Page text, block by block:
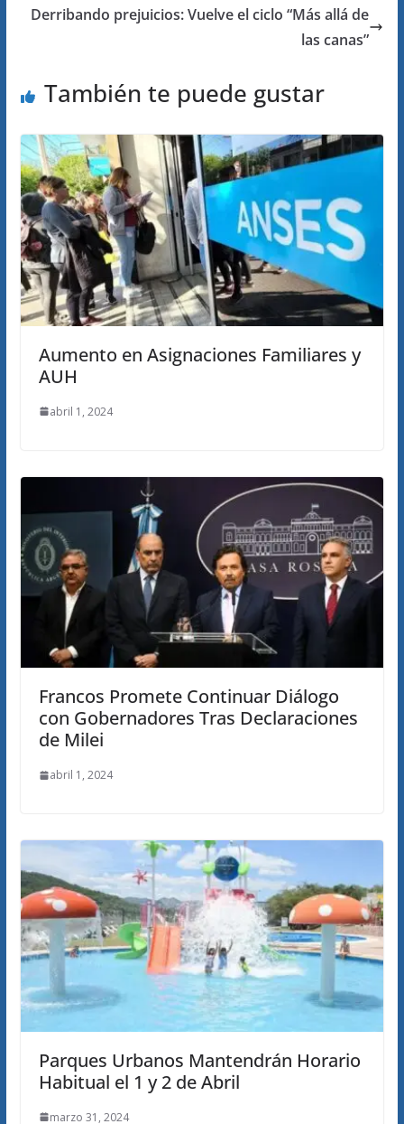
Derribando prejuicios: Vuelve el ciclo “Más allá de
las canas”
También te puede gustar
Aumento en Asignaciones Familiares y
AUH
abril 1, 2024
Francos Promete Continuar Diálogo
con Gobernadores Tras Declaraciones
de Milei
abril 1, 2024
Parques Urbanos Mantendrán Horario
Habitual el 1 y 2 de Abril
marzo 31, 2024